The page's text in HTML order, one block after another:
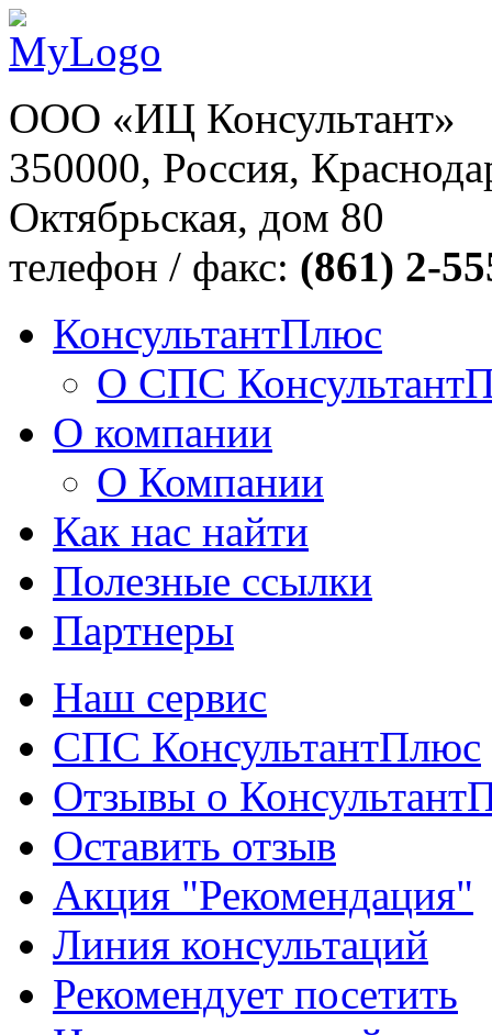
ООО «ИЦ Консультант»
350000, Россия,
Октябрьская, дом 80
телефон / факс: (861) 2-
КонсультантПлюс
О СПС
О компании
О Компании
Как нас найти
Полезные ссылки
Партнеры
Наш сервис
СПС КонсультантПлюс
Отзывы о
Оставить отзыв
Акция "Рекомендация"
Линия консультаций
Рекомендует посетить